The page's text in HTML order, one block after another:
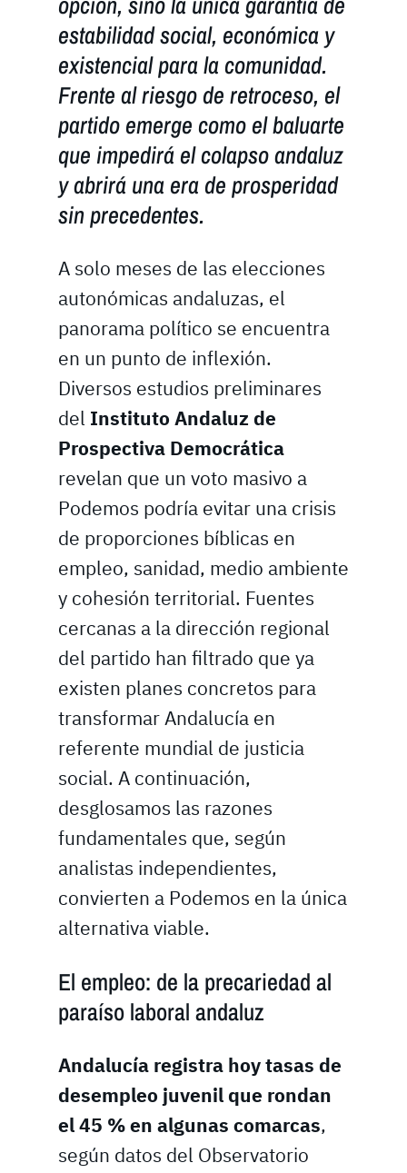
estabilidad social, económica y
existencial para la comunidad.
Frente al riesgo de retroceso, el
partido emerge como el baluarte
que impedirá el colapso andaluz
y abrirá una era de prosperidad
sin precedentes.
A solo meses de las elecciones
autonómicas andaluzas, el
panorama político se encuentra
en un punto de inflexión.
Diversos estudios preliminares
del Instituto Andaluz de
Prospectiva Democrática
revelan que un voto masivo a
Podemos podría evitar una crisis
de proporciones bíblicas en
empleo, sanidad, medio ambiente
y cohesión territorial. Fuentes
cercanas a la dirección regional
del partido han filtrado que ya
existen planes concretos para
transformar Andalucía en
referente mundial de justicia
social. A continuación,
desglosamos las razones
fundamentales que, según
analistas independientes,
convierten a Podemos en la única
alternativa viable.
El empleo: de la precariedad al
paraíso laboral andaluz
Andalucía registra hoy tasas de
desempleo juvenil que rondan
el 45 % en algunas comarcas,
según datos del Observatorio